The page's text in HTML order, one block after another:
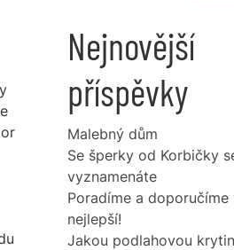
Nejnovější
příspěvky
Malebný dům
Se šperky od Korbičky
vyznamenáte
Poradíme a doporučíme
nejlepší!
Jakou podlahovou